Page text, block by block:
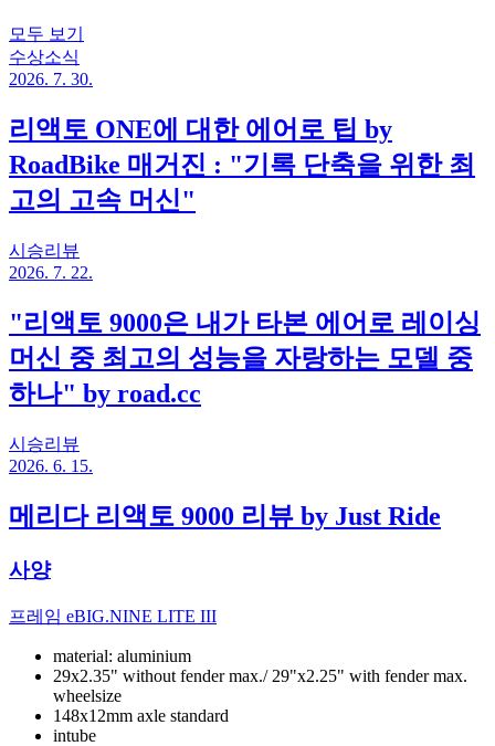
모두 보기
수상소식
2026. 7. 30.
리액토 ONE에 대한 에어로 팁 by
RoadBike 매거진 : "기록 단축을 위한 최
고의 고속 머신"
시승리뷰
2026. 7. 22.
"리액토 9000은 내가 타본 에어로 레이싱
머신 중 최고의 성능을 자랑하는 모델 중
하나" by road.cc
시승리뷰
2026. 6. 15.
메리다 리액토 9000 리뷰 by Just Ride
사양
프레임 eBIG.NINE LITE III
material: aluminium
29x2.35" without fender max./ 29"x2.25" with fender max.
wheelsize
148x12mm axle standard
intube